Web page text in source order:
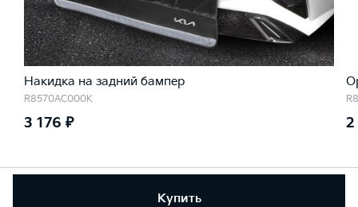
Купить
Накидка на задний бампер
R8570AC000K
3 176 ₽ 2